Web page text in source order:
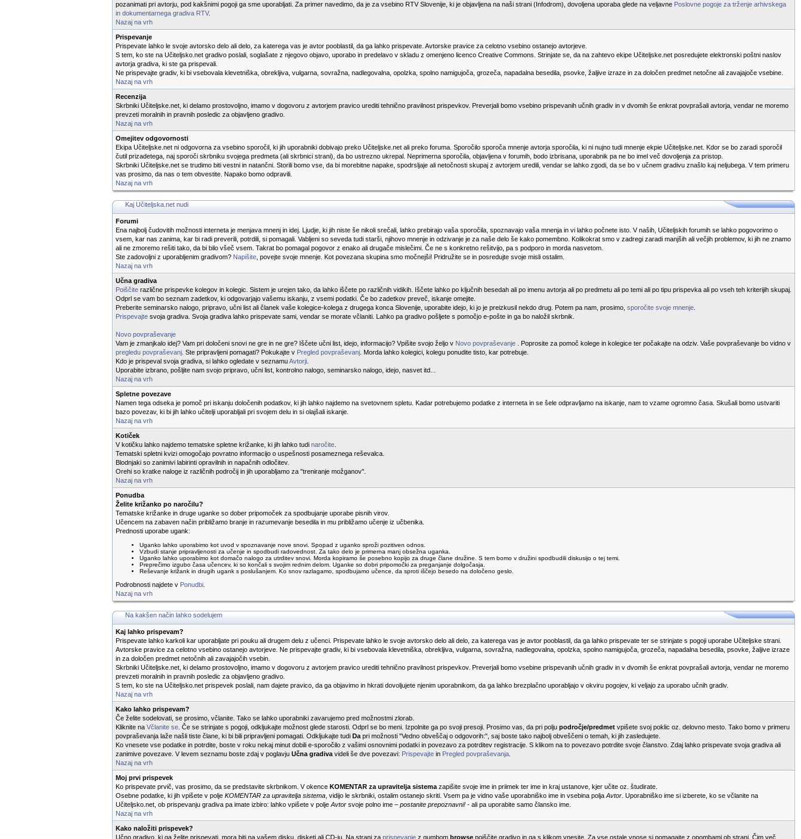
pozanimati pri avtorju, pod kakšnimi pogoji ga sme uporabljati. Za primer navedimo, da je za vsebino RTV Slovenije, ki je objavljena na naši strani (Infodrom), dovoljena uporaba glede na veljavne Poslovne pogoje za trženje arhivskega
in dokumentarnega gradiva RTV.
Nazaj na vrh
Prispevanje
Prispevate lahko le svoje avtorsko delo ali delo, za katerega vas je avtor pooblastil, da ga lahko prispevate. Avtorske pravice za celotno vsebino ostanejo avtorjeve.
S tem, ko ste na Učiteljsko.net gradivo poslali, soglašate z njegovo objavo, uporabo in predelavo v skladu z omenjeno licenco Creative Commons. Strinjate se, da na zahtevo ekipe Učiteljske.net posredujete elektronski poštni naslov
avtorja gradiva, ki ste ga prispevali.
Ne prispevajte gradiv, ki bi vsebovala klevetniška, obrekljiva, vulgarna, sovražna, nadlegovalna, opolzka, spolno namigujoča, grozeča, napadalna besedila, psovke, žaljive izraze in za določen predmet netočne ali zavajajoče vsebine.
Nazaj na vrh
Recenzija
Skrbniki Učiteljske.net, ki delamo prostovoljno, imamo v dogovoru z avtorjem pravico urediti tehnično pravilnost prispevkov. Preverjali bomo vsebino prispevanih učnih gradiv in v dvomih še enkrat povprašali avtorja, vendar ne moremo
prevzeti moralnih in pravnih posledic za objavljeno gradivo.
Nazaj na vrh
Omejitev odgovornosti
Ekipa Učiteljske.net ni odgovorna za vsebino sporočil, ki jih uporabniki dobivajo preko Učiteljske.net ali preko foruma. Sporočilo sporoča mnenje avtorja sporočila, ki ni nujno tudi mnenje ekpie Učiteljske.net. Kdor se bo zaradi sporočil
čutil prizadetega, naj sporoči skrbniku svojega predmeta (ali skrbnici strani), da bo ustrezno ukrepal. Neprimerna sporočila, objavljena v forumih, bodo izbrisana, uporabnik pa ne bo imel več dovoljenja za pristop.
Skrbniki Učiteljske.net se trudimo biti vestni in natančni. Storili bomo vse, da bi morebitne napake, spodrsljaje ali netočnosti skupaj z avtorjem uredili, vendar se lahko zgodi, da se bo v učnem gradivu znašlo kaj neljubega. V tem primeru
vas prosimo, da nas o tem obvestite. Napako bomo odpravili.
Nazaj na vrh
Kaj Učiteljska.net nudi
Forumi
Ena najbolj čudovitih možnosti interneta je menjava mnenj in idej. Ljudje, ki jih niste še nikoli srečali, lahko prebirajo vaša sporočila, spoznavajo vaša mnenja in vi lahko počnete isto. V naših, Učiteljskih forumih se lahko pogovorimo o
vsem, kar nas zanima, kar bi radi preverili, potrdili, si pomagali. Vabljeni so seveda tudi starši, njihovo mnenje in odzivanje je za naše delo še kako pomembno. Kolikokrat smo v zadregi zaradi manjših ali večjih problemov, ki jih ne znamo
ali ne zmoremo rešiti tako, da bi bilo všeč vsem. Takrat bo pomagal pogovor z enako ali drugače mislečimi. Če ne s konkretno rešitvijo, pa s podporo in morda nasvetom.
Ste zadovoljni z uporabljenim gradivom? Napišite , povejte svoje mnenje. Kot povezana skupina smo močnejši! Pridružite se in posredujte svoje misli ostalim.
Nazaj na vrh
Učna gradiva
Poiščite različne prispevke kolegov in kolegic. Sistem je urejen tako, da lahko iščete po različnih vidikih. Iščete lahko po ključnih besedah ali po imenu avtorja ali po predmetu ali po temi ali po tipu prispevka ali po vseh teh kriterijih skupaj.
Odprl se vam bo seznam zadetkov, ki odgovarjajo vašemu iskanju, z vsemi podatki. Če bo zadetkov preveč, iskanje omejite.
Preberite seminarsko nalogo, pripravo, učni list ali članek vaše kolegice-kolega z drugega konca Slovenije, uporabite idejo, ki jo je preizkusil nekdo drug. Potem pa nam, prosimo, sporočite svoje mnenje
Prispevajte svoja gradiva. Svoja gradiva lahko prispevate sami, vendar se morate včlaniti. Lahko pa gradivo pošljete s pomočjo e-pošte in ga bo naložil skrbnik.
Novo povpraševanje
Vam je zmanjkalo idej? Vam pri določeni snovi ne gre in ne gre? Iščete učni list, idejo, informacijo? Vpišite svojo željo v Novo povpraševanje
. Poprosite za pomoč kolege in kolegice ter počakajte na odziv. Vaše povpraševanje bo vidno v
pregledu povpraševanj . Ste pripravljeni pomagati? Pokukajte v Pregled povpraševanj . Morda lahko kolegici, kolegu ponudite tisto, kar potrebuje.
Kdo je prispeval svoja gradiva, si lahko ogledate v seznamuAvtorji
Uporabite izbrano, pošljite nam svojo pripravo, učni list, kontrolno nalogo, seminarsko nalogo, idejo, nasvet itd...
Nazaj na vrh
Spletne povezave
Namen tega odseka je pomoč pri iskanju določenih podatkov, ki jih lahko najdemo na svetovnem spletu. Kadar potrebujemo podatke z interneta in se šele odpravljamo na iskanje, nam to vzame ogromno časa. Skušali bomo ustvariti
bazo povezav, ki bi jih lahko učitelji uporabljali pri svojem delu in si olajšali iskanje.
Nazaj na vrh
Kotiček
V kotičku lahko najdemo tematske spletne križanke, ki jih lahko tudi naročite
Tematski spletni kvizi omogočajo povratno informacijo o uspešnosti posameznega reševalca.
Blodnjaki so zanimivi labirinti opravilnih in napačnih odločitev.
Orehi so kratke naloge iz različnih področij in jih uporabljamo za "treniranje možganov".
Nazaj na vrh
Ponudba
Želite križanko po naročilu?
Tematske križanke in druge uganke so dober pripomoček za spodbujanje uporabe pisnih virov.
Učencem na zabaven način približamo branje in razumevanje besedila in mu približamo učenje iz učbenika.
Prednosti uporabe ugank:
Uganko lahko uporabimo kot uvod v spoznavanje nove snovi. Spopad z uganko sproži pozitiven odnos.
Vzbudi stanje pripravljenosti za učenje in spodbudi radovednost. Za tako delo je primerna manj obsežna uganka.
Uganko lahko uporabimo kot domačo nalogo za utrditev snovi. Morda kopiramo še posebno kopijo za druge člane družine. S tem bomo v družini spodbudili diskusijo o tej temi.
Preprečimo izgubo časa učencev, ki so končali s svojim rednim delom. Uganke so dobri pripomočki za preganjanje dolgočasja.
Reševanje križank in drugih ugank s poslušanjem. Ko snov razlagamo, spodbujamo učence, da sproti iščejo besedo na določeno geslo.
Podrobnosti najdete v Ponudbi
Nazaj na vrh
Na kakšen način lahko sodelujem
Kaj lahko prispevam?
Prispevate lahko karkoli kar uporabljate pri pouku ali drugem delu z učenci. Prispevate lahko le svoje avtorsko delo ali delo, za katerega vas je avtor pooblastil, da ga lahko prispevate ter se strinjate s pogoji uporabe Učiteljske strani.
Avtorske pravice za celotno vsebino ostanejo avtorjeve. Ne prispevajte gradiv, ki bi vsebovala klevetniška, obrekljiva, vulgarna, sovražna, nadlegovalna, opolzka, spolno namigujoča, grozeča, napadalna besedila, psovke, žaljive izraze
in za določen predmet netočnih ali zavajajočih vsebin.
Skrbniki Učiteljske.net, ki delamo prostovoljno, imamo v dogovoru z avtorjem pravico urediti tehnično pravilnost prispevkov. Preverjali bomo vsebine prispevanih učnih gradiv in v dvomih še enkrat povprašali avtorja, vendar ne moremo
prevzeti moralnih in pravnih posledic za objavljeno gradivo.
S tem, ko ste na Učiteljsko.net prispevek poslali, nam dajete pravico, da ga objavimo in hkrati dovoljujete njenim uporabnikom, da ga lahko brezplačno uporabljajo v okviru pogojev, ki veljajo za uporabo učnih gradiv.
Nazaj na vrh
Kako lahko prispevam?
Če želite sodelovati, se prosimo, včlanite. Tako se lahko uporabniki zavarujemo pred možnostmi zlorab.
Kliknite na Včlanite se . Če se strinjate s pogoji, odkljukajte možnost glede starosti. Odprl se bo meni. Izpolnite ga po svoji presoji. Prosimo vas, da pri polju področje/predmet vpišete svoj poklic oz. delovno mesto. Tako bomo v primeru
povpraševanja laže našli tiste člane, ki bi bili pripravljeni pomagati. Odkljukajte tudi Da pri možnosti "Vedno obveščaj o odgovorih:", saj boste tako najbolj obveščeni o temah, ki jih zasledujete.
Ko vnesete vse podatke in potrdite, boste v roku nekaj minut dobili e-sporočilo z vašimi osnovnimi podatki in povezavo za potrditev registracije. S klikom na to povezavo potrdite svoje članstvo. Zdaj lahko prispevate svoja gradiva ali
zanimive povezave. V levem seznamu boste zdaj v poglavju Učna gradiva videli še dve povezavi: Prispevajte in Pregled povpraševanja
Nazaj na vrh
Moj prvi prispevek
Ko prispevate prvič, vas prosimo, da se predstavite skrbnikom. V okence KOMENTAR za upravitelja sistema zapišite svoje ime in priimek ter ime in kraj ustanove, kjer učite oz. študirate.
Osebne podatke, ki jih vpišete v polje KOMENTAR za upravitelja sistema , vidijo le skrbniki, ostalim ostanejo skriti. Vsem pa je vidno vaše uporabniško ime in vsebina polja Avtor . Uporabniško ime si izberete, ko se včlanite na
Učiteljsko.net, ob prispevanju gradiva pa imate izbiro: lahko vpišete v polje Avtor svoje polno ime – postanite prepoznavni! - ali pa uporabite samo člansko ime.
Nazaj na vrh
Kako naložiti prispevek?
Učno gradivo, ki ga želite prispevati, mora biti na vašem disku, disketi ali CD-ju. Na strani za prispevanje z gumbom browse poiščite gradivo in ga s klikom vnesite. Za vse ostale vnose si pomagajte z opombami ob strani. Čim več